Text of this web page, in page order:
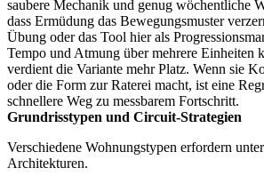
saubere Mechanik und genug wöchentliche
dass Ermüdung das Bewegungsmuster
Übung oder das Tool hier als
Tempo und Atmung über mehrere Einheiten
verdient die Variante mehr Platz. Wenn sie
oder die Form zur Raterei macht, ist eine
schnellere Weg zu messbarem Fortschritt.
Grundrisstypen und Circuit-Strategien
Verschiedene Wohnungstypen erfordern
Architekturen.